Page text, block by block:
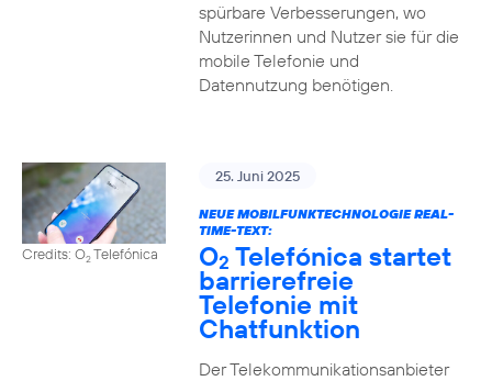
spürbare Verbesserungen, wo
Nutzerinnen und Nutzer sie für die
mobile Telefonie und
Datennutzung benötigen.
Credits: O2Telefónica
25. Juni 2025
NEUE MOBILFUNKTECHNOLOGIE REAL-
TIME-TEXT:
O2 Telefónica startet
barrierefreie
Telefonie mit
Chatfunktion
Der Telekommunikationsanbieter